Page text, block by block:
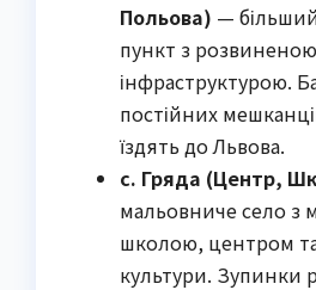
Польова) —
пункт з розвиненою
інфраструктурою.
постійних
їздять до Львова.
с. Гряда (Центр,
мальовниче село з
школою, центром
культури. Зупинки